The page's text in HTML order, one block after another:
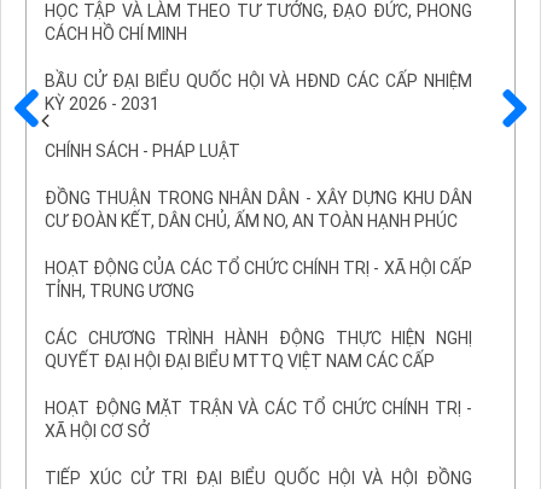
HỌC TẬP VÀ LÀM THEO TƯ TƯỞNG, ĐẠO ĐỨC, PHONG
CÁCH HỒ CHÍ MINH
BẦU CỬ ĐẠI BIỂU QUỐC HỘI VÀ HĐND CÁC CẤP NHIỆM
KỲ 2026 - 2031
CHÍNH SÁCH - PHÁP LUẬT
ĐỒNG THUẬN TRONG NHÂN DÂN - XÂY DỰNG KHU DÂN
CƯ ĐOÀN KẾT, DÂN CHỦ, ẤM NO, AN TOÀN HẠNH PHÚC
HOẠT ĐỘNG CỦA CÁC TỔ CHỨC CHÍNH TRỊ - XÃ HỘI CẤP
TỈNH, TRUNG ƯƠNG
CÁC CHƯƠNG TRÌNH HÀNH ĐỘNG THỰC HIỆN NGHỊ
QUYẾT ĐẠI HỘI ĐẠI BIỂU MTTQ VIỆT NAM CÁC CẤP
HOẠT ĐỘNG MẶT TRẬN VÀ CÁC TỔ CHỨC CHÍNH TRỊ -
XÃ HỘI CƠ SỞ
TIẾP XÚC CỬ TRI ĐẠI BIỂU QUỐC HỘI VÀ HỘI ĐỒNG
Trước